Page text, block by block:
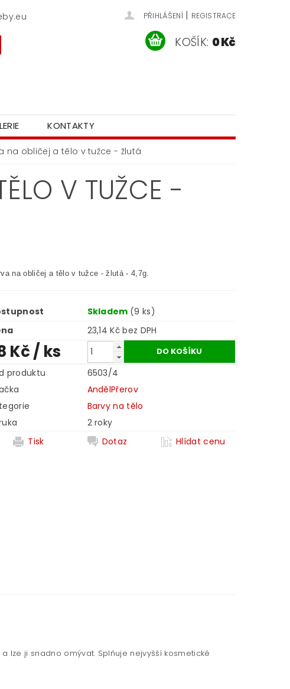
PŘIHLÁŠENÍ | REGISTRACE
KOŠÍK: 0 Kč
KONTAKTY
na obličej a tělo v tužce - žlutá
V TUŽCE -
na obličej a tělo v tužce - žlutá - 4,7g.
Skladem (9 ks)
23,14 Kč bez DPH
Kč/ ks
produktu
6503/4
AndělPřerov
Barvy na tělo
2 roky
Tisk
Dotaz Hlídat cenu
lze ji snadno omývat. Splňuje nejvyšší kosmetické